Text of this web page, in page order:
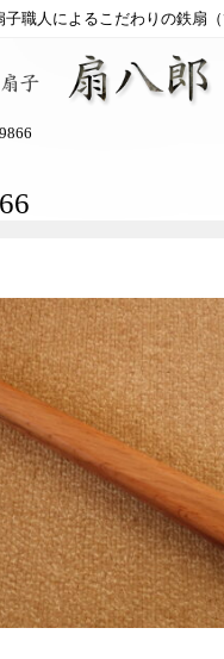
子職人によるこだわりの鉄扇